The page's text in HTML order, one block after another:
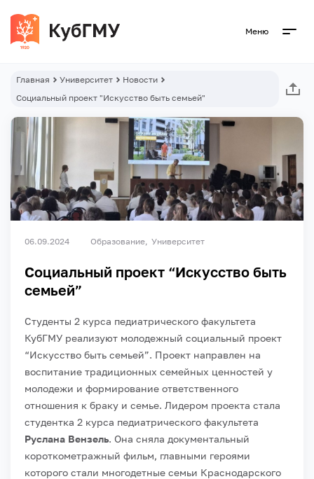
Меню
Главная Университет
Новости
Социальный проект "Искусство быть семьей"
06.09.2024 Образование Университет
Социальный проект “Искусство быть
семьей”
Студенты 2 курса педиатрического факультета
КубГМУ реализуют молодежный социальный проект
“Искусство быть семьей”. Проект направлен на
воспитание традиционных семейных ценностей у
молодежи и формирование ответственного
отношения к браку и семье. Лидером проекта стала
студентка 2 курса педиатрического факультета
Руслана Вензель. Она сняла документальный
короткометражный фильм, главными героями
которого стали многодетные семьи Краснодарского